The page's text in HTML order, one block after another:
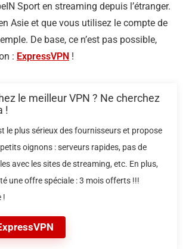
Sport en streaming depuis l’étranger.
Asie et que vous utilisez le compte de
De base, ce n’est pas possible,
: ExpressVPN !
le meilleur VPN ? Ne cherchez
!
le plus sérieux des fournisseurs et propose
oignons : serveurs rapides, pas de
avec les sites de streaming, etc. En plus,
une offre spéciale : 3 mois offerts !!!
!